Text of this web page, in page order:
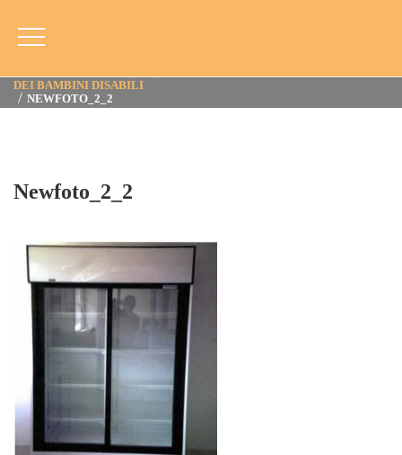
Newfoto_2_2
DEI BAMBINI DISABILI
NEWFOTO_2_2
Newfoto_2_2